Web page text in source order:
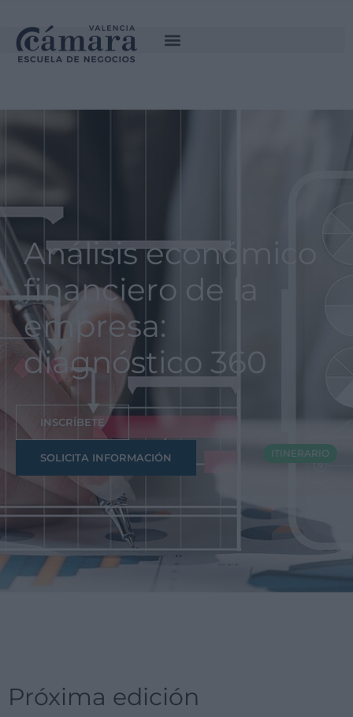
INSCRÍBETE
Análisis económico
financiero de la
empresa:
diagnóstico 360
ITINERARIO
INSCRÍBETE
SOLICITA INFORMACIÓN
Próxima edición